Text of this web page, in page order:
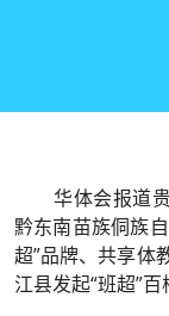
华体会报道贵
黔东南苗族侗族
超”品牌、共享体
江县发起“班超”